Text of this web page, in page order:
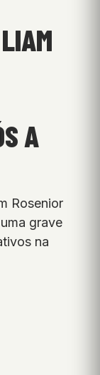
A
Rosenior
grave
na